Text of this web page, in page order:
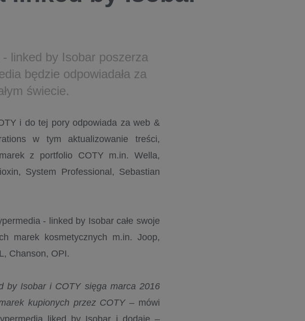
linked by Isobar poszerza
będzie odpowiadała za
świecie.
i do tej pory odpowiada za web &
w tym aktualizowanie treści,
z portfolio COTY m.in. Wella,
System Professional, Sebastian
- linked by Isobar całe swoje
marek kosmetycznych m.in. Joop,
Chanson, OPI.
by Isobar i COTY sięga marca 2016
kupionych przez COTY– mówi
liked by Isobar i dodaje –